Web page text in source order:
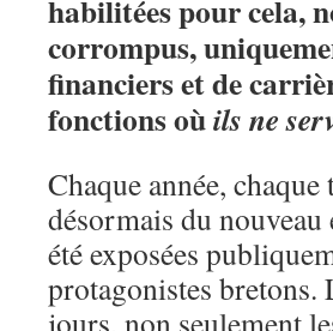
habilitées pour cela,
corrompus,
financiers et de
fonctions oùils ne
Chaque année,
désormais du
été exposées
protagonistes bretons.
jours, non seulement